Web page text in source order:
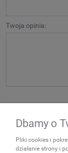
Twoja opinia:
NEWSLETTER
Podaj swój adres
Dbamy o
Pliki cookies i
działanie strony i